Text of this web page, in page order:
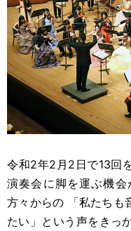
令和2年2月2日で13回
演奏会に脚を運ぶ機
方々からの 「私たちも
たい」という声をきっ